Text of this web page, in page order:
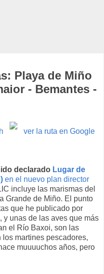
Playa de Miño
- Bemantes -
ver la ruta en Google
declarado Lugar de
en el nuevo plan director
incluye las marismas del
Grande de Miño. El punto
que he publicado por
y unas de las aves que más
el Río Baxoi, son las
los martines pescadores,
muuuuchos años, pero